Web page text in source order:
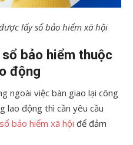
lấy sổ bảo hiểm xã hội
bảo hiểm thuộc
động
ngoài việc bàn giao lại công
lao động thì cần yêu cầu
bảo hiểm xã hội để đảm